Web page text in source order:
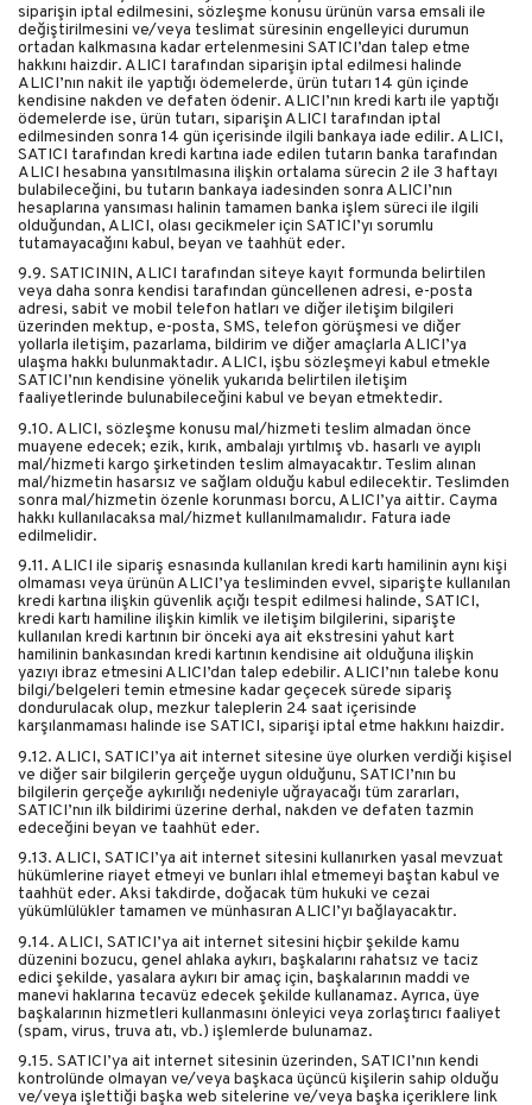
siparişin iptal edilmesini, sözleşme konusu ürünün varsa emsali ile
değiştirilmesini ve/veya teslimat süresinin engelleyici durumun
ortadan kalkmasına kadar ertelenmesini SATICI’dan talep etme
hakkını haizdir. ALICI tarafından siparişin iptal edilmesi halinde
ALICI’nın nakit ile yaptığı ödemelerde, ürün tutarı 14 gün içinde
kendisine nakden ve defaten ödenir. ALICI’nın kredi kartı ile yaptığı
ödemelerde ise, ürün tutarı, siparişin ALICI tarafından iptal
edilmesinden sonra 14 gün içerisinde ilgili bankaya iade edilir. ALICI,
SATICI tarafından kredi kartına iade edilen tutarın banka tarafından
ALICI hesabına yansıtılmasına ilişkin ortalama sürecin 2 ile 3 haftayı
bulabileceğini, bu tutarın bankaya iadesinden sonra ALICI’nın
hesaplarına yansıması halinin tamamen banka işlem süreci ile ilgili
olduğundan, ALICI, olası gecikmeler için SATICI’yı sorumlu
tutamayacağını kabul, beyan ve taahhüt eder.
9.9. SATICININ, ALICI tarafından siteye kayıt formunda belirtilen
veya daha sonra kendisi tarafından güncellenen adresi, e-posta
adresi, sabit ve mobil telefon hatları ve diğer iletişim bilgileri
üzerinden mektup, e-posta, SMS, telefon görüşmesi ve diğer
yollarla iletişim, pazarlama, bildirim ve diğer amaçlarla ALICI’ya
ulaşma hakkı bulunmaktadır. ALICI, işbu sözleşmeyi kabul etmekle
SATICI’nın kendisine yönelik yukarıda belirtilen iletişim
faaliyetlerinde bulunabileceğini kabul ve beyan etmektedir.
9.10. ALICI, sözleşme konusu mal/hizmeti teslim almadan önce
muayene edecek; ezik, kırık, ambalajı yırtılmış vb. hasarlı ve ayıplı
mal/hizmeti kargo şirketinden teslim almayacaktır. Teslim alınan
mal/hizmetin hasarsız ve sağlam olduğu kabul edilecektir. Teslimden
sonra mal/hizmetin özenle korunması borcu, ALICI’ya aittir. Cayma
hakkı kullanılacaksa mal/hizmet kullanılmamalıdır. Fatura iade
edilmelidir.
9.11. ALICI ile sipariş esnasında kullanılan kredi kartı hamilinin aynı kişi
olmaması veya ürünün ALICI’ya tesliminden evvel, siparişte kullanılan
kredi kartına ilişkin güvenlik açığı tespit edilmesi halinde, SATICI,
kredi kartı hamiline ilişkin kimlik ve iletişim bilgilerini, siparişte
kullanılan kredi kartının bir önceki aya ait ekstresini yahut kart
hamilinin bankasından kredi kartının kendisine ait olduğuna ilişkin
yazıyı ibraz etmesini ALICI’dan talep edebilir. ALICI’nın talebe konu
bilgi/belgeleri temin etmesine kadar geçecek sürede sipariş
dondurulacak olup, mezkur taleplerin 24 saat içerisinde
karşılanmaması halinde ise SATICI, siparişi iptal etme hakkını haizdir.
9.12. ALICI, SATICI’ya ait internet sitesine üye olurken verdiği kişisel
ve diğer sair bilgilerin gerçeğe uygun olduğunu, SATICI’nın bu
bilgilerin gerçeğe aykırılığı nedeniyle uğrayacağı tüm zararları,
SATICI’nın ilk bildirimi üzerine derhal, nakden ve defaten tazmin
edeceğini beyan ve taahhüt eder.
9.13. ALICI, SATICI’ya ait internet sitesini kullanırken yasal mevzuat
hükümlerine riayet etmeyi ve bunları ihlal etmemeyi baştan kabul ve
taahhüt eder. Aksi takdirde, doğacak tüm hukuki ve cezai
yükümlülükler tamamen ve münhasıran ALICI’yı bağlayacaktır.
9.14. ALICI, SATICI’ya ait internet sitesini hiçbir şekilde kamu
düzenini bozucu, genel ahlaka aykırı, başkalarını rahatsız ve taciz
edici şekilde, yasalara aykırı bir amaç için, başkalarının maddi ve
manevi haklarına tecavüz edecek şekilde kullanamaz. Ayrıca, üye
başkalarının hizmetleri kullanmasını önleyici veya zorlaştırıcı faaliyet
(spam, virus, truva atı, vb.) işlemlerde bulunamaz.
9.15. SATICI’ya ait internet sitesinin üzerinden, SATICI’nın kendi
kontrolünde olmayan ve/veya başkaca üçüncü kişilerin sahip olduğu
ve/veya işlettiği başka web sitelerine ve/veya başka içeriklere link